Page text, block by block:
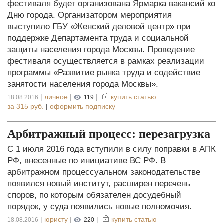
фестиваля будет организована Ярмарка вакансий ко
Дню города. Организатором мероприятия
выступило ГБУ «Женский деловой центр» при
поддержке Департамента труда и социальной
защиты населения города Москвы. Проведение
фестиваля осуществляется в рамках реализации
программы «Развитие рынка труда и содействие
занятости населения города Москвы».
18.08.2016 | личное | 119 |
купить статью
за 315 руб. | оформить подписку
Арбитражный процесс: перезагрузка
С 1 июля 2016 года вступили в силу поправки в АПК
РФ, внесенные по инициативе ВС РФ. В
арбитражном процессуальном законодательстве
появился новый институт, расширен перечень
споров, по которым обязателен досудебный
порядок, у суда появились новые полномочия.
18.08.2016 | юристу | 220 | купить статью